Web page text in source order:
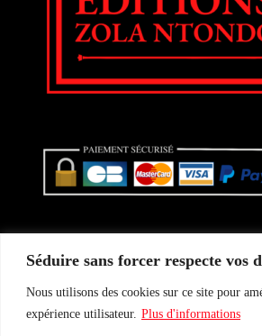
Séduire sans forcer respecte vos
Nous utilisons des cookies sur ce site pour
expérience utilisateur. Plus d'informations
Conditions Générales de